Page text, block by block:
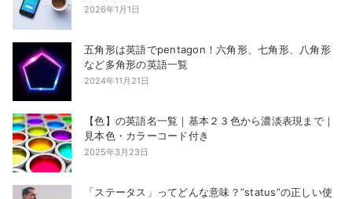
2026年1月1日
五角形は英語でpentagon！六角形、七角形、八角形
など多角形の英語一覧
2024年11月21日
【色】の英語名一覧｜基本２３色から濃淡表現まで｜
見本色・カラーコード付き
2025年3月23日
「ステータス」ってどんな意味？”status”の正しい使